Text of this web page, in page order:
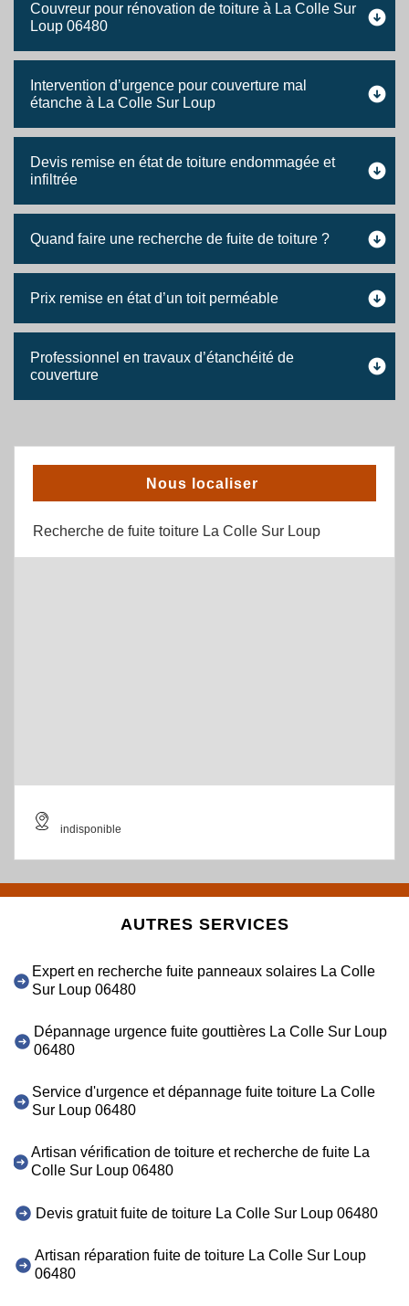
Couvreur pour rénovation de toiture à La Colle Sur
Loup 06480
Intervention d’urgence pour couverture mal
étanche à La Colle Sur Loup
Devis remise en état de toiture endommagée et
infiltrée
Quand faire une recherche de fuite de toiture ?
Prix remise en état d’un toit perméable
Professionnel en travaux d’étanchéité de
couverture
Nous localiser
Recherche de fuite toiture La Colle Sur Loup
indisponible
AUTRES SERVICES
Expert en recherche fuite panneaux solaires La Colle
Sur Loup 06480
Dépannage urgence fuite gouttières La Colle Sur Loup
06480
Service d'urgence et dépannage fuite toiture La Colle
Sur Loup 06480
Artisan vérification de toiture et recherche de fuite La
Colle Sur Loup 06480
Devis gratuit fuite de toiture La Colle Sur Loup 06480
Artisan réparation fuite de toiture La Colle Sur Loup
06480